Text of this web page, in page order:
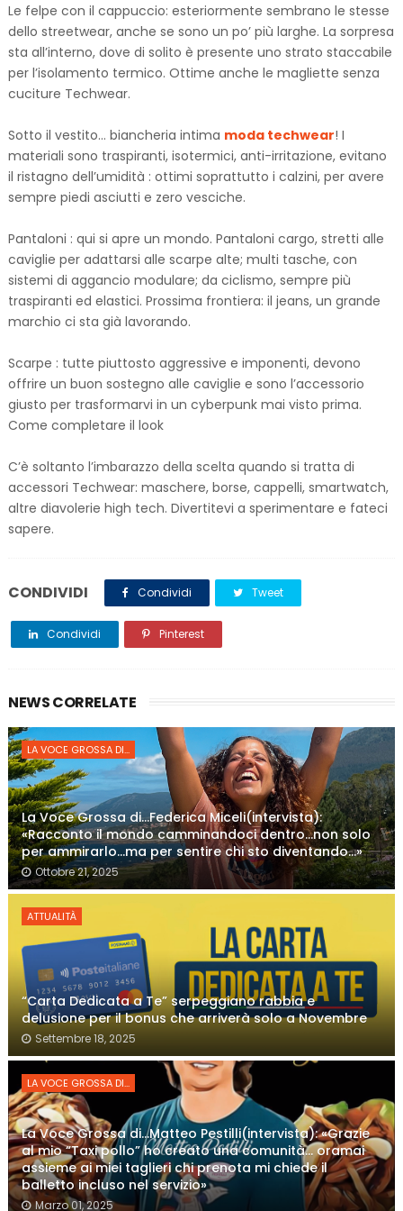
Le felpe con il cappuccio: esteriormente sembrano le stesse
dello streetwear, anche se sono un po’ più larghe. La sorpresa
sta all’interno, dove di solito è presente uno strato staccabile
per l’isolamento termico. Ottime anche le magliette senza
cuciture Techwear.
Sotto il vestito… biancheria intima moda techwear! I
materiali sono traspiranti, isotermici, anti-irritazione, evitano
il ristagno dell’umidità : ottimi soprattutto i calzini, per avere
sempre piedi asciutti e zero vesciche.
Pantaloni : qui si apre un mondo. Pantaloni cargo, stretti alle
caviglie per adattarsi alle scarpe alte; multi tasche, con
sistemi di aggancio modulare; da ciclismo, sempre più
traspiranti ed elastici. Prossima frontiera: il jeans, un grande
marchio ci sta già lavorando.
Scarpe : tutte piuttosto aggressive e imponenti, devono
offrire un buon sostegno alle caviglie e sono l’accessorio
giusto per trasformarvi in un cyberpunk mai visto prima.
Come completare il look
C’è soltanto l’imbarazzo della scelta quando si tratta di
accessori Techwear: maschere, borse, cappelli, smartwatch,
altre diavolerie high tech. Divertitevi a sperimentare e fateci
sapere.
CONDIVIDI Condividi Tweet
Condividi Pinterest
NEWS CORRELATE
LA VOCE GROSSA DI...
La Voce Grossa di…Federica Miceli(intervista):
«Racconto il mondo camminandoci dentro…non solo
per ammirarlo…ma per sentire chi sto diventando…»
Ottobre 21, 2025
ATTUALITÀ
“Carta Dedicata a Te” serpeggiano rabbia e
delusione per il bonus che arriverà solo a Novembre
Settembre 18, 2025
LA VOCE GROSSA DI...
La Voce Grossa di…Matteo Pestilli(intervista): «Grazie
al mio “Taxi pollo” ho creato una comunità… oramai
assieme ai miei taglieri chi prenota mi chiede il
balletto incluso nel servizio»
Marzo 01, 2025